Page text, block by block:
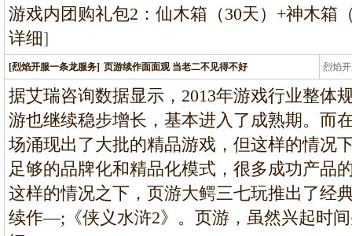
游戏内团购礼包2：仙木箱（30天）+神木箱
详细]
[烈焰开服一条龙服务] 页游续作面面观 当老二不见得不好 烈焰
龙
据艾瑞咨询数据显示，2013年游戏行业整体
游也继续稳步增长，基本进入了成熟期。而
场涌现出了大批的精品游戏，但这样的情况
足够的品牌化和精品化模式，很多成功产品
这样的情况之下，页游大鳄三七玩推出了经
续作—;《侠义水浒2》。页游，虽然兴起时